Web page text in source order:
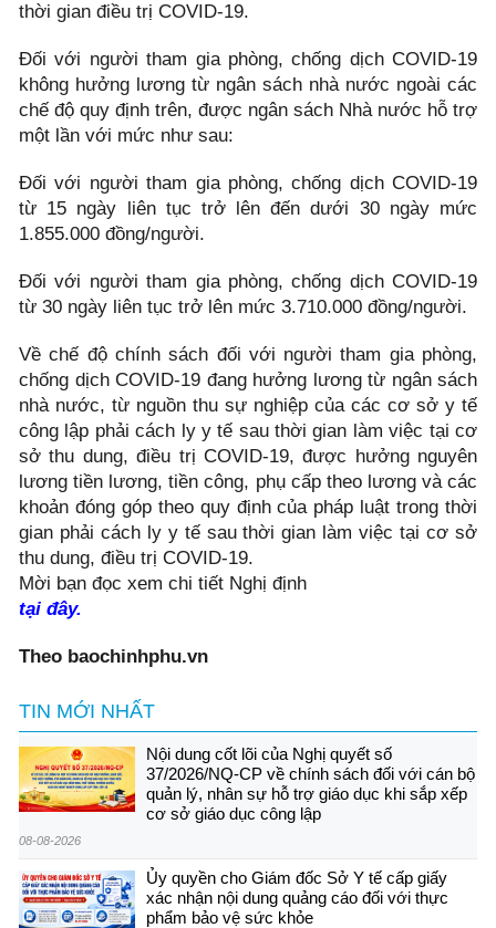
thời gian điều trị COVID-19.
Đối với người tham gia phòng, chống dịch COVID-19
không hưởng lương từ ngân sách nhà nước ngoài các
chế độ quy định trên, được ngân sách Nhà nước hỗ trợ
một lần với mức như sau:
Đối với người tham gia phòng, chống dịch COVID-19
từ 15 ngày liên tục trở lên đến dưới 30 ngày mức
1.855.000 đồng/người.
Đối với người tham gia phòng, chống dịch COVID-19
từ 30 ngày liên tục trở lên mức 3.710.000 đồng/người.
Về chế độ chính sách đối với người tham gia phòng,
chống dịch COVID-19 đang hưởng lương từ ngân sách
nhà nước, từ nguồn thu sự nghiệp của các cơ sở y tế
công lập phải cách ly y tế sau thời gian làm việc tại cơ
sở thu dung, điều trị COVID-19, được hưởng nguyên
lương tiền lương, tiền công, phụ cấp theo lương và các
khoản đóng góp theo quy định của pháp luật trong thời
gian phải cách ly y tế sau thời gian làm việc tại cơ sở
thu dung, điều trị COVID-19.
Mời bạn đọc xem chi tiết Nghị định
tại đây.
Theo baochinhphu.vn
TIN MỚI NHẤT
Nội dung cốt lõi của Nghị quyết số
37/2026/NQ-CP về chính sách đối với cán bộ
quản lý, nhân sự hỗ trợ giáo dục khi sắp xếp
cơ sở giáo dục công lập
08-08-2026
Ủy quyền cho Giám đốc Sở Y tế cấp giấy
xác nhận nội dung quảng cáo đối với thực
phẩm bảo vệ sức khỏe